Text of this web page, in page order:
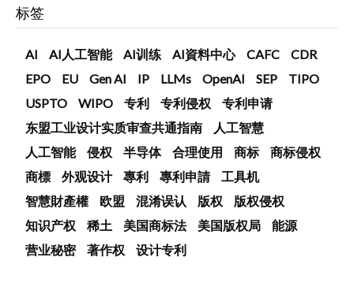
标签
AI AI人工智能 AI训练 AI資料中心 CAFC
CDR
EPO
EU Gen AI IP LLMs OpenAI SEP
TIPO
USPTO
WIPO 专利 专利侵权
专利申请
东盟工业设计实质审查共通指南
人工智慧
人工智能
侵权 半导体 合理使用 商标
商标侵权
商標
外观设计 專利 專利申請
工具机
智慧財產權
欧盟 混淆误认 版权
版权侵权
知识产权
稀土 美国商标法 美国版权局
能源
营业秘密
著作权 设计专利